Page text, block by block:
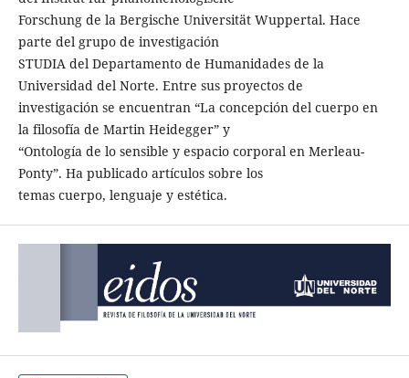
Forschung de la Bergische Universität Wuppertal. Hace
parte del grupo de investigación
STUDIA del Departamento de Humanidades de la
Universidad del Norte. Entre sus proyectos de
investigación se encuentran “La concepción del cuerpo en
la filosofía de Martin Heidegger” y
“Ontología de lo sensible y espacio corporal en Merleau-
Ponty”. Ha publicado artículos sobre los
temas cuerpo, lenguaje y estética.